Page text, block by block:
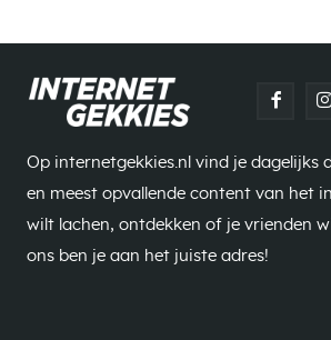
Op internetgekkies.nl vind je dagelijks
en meest opvallende content van het
wilt lachen, ontdekken of je vrienden
ons ben je aan het juiste adres!